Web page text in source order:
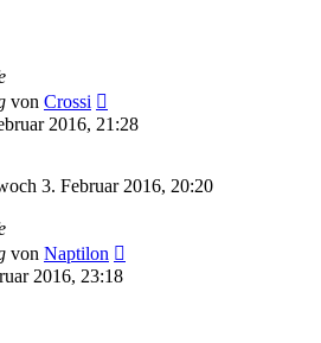
von Crossi
2016, 21:28
3. Februar 2016, 20:20
von Naptilon
2016, 23:18